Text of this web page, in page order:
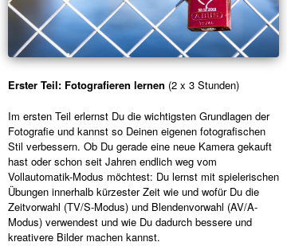
Erster Teil: Fotografieren lernen (2 x 3 Stunden)
Im ersten Teil erlernst Du die wichtigsten Grundlagen der
Fotografie und kannst so Deinen eigenen fotografischen
Stil verbessern. Ob Du gerade eine neue Kamera gekauft
hast oder schon seit Jahren endlich weg vom
Vollautomatik-Modus möchtest: Du lernst mit spielerischen
Übungen innerhalb kürzester Zeit wie und wofür Du die
Zeitvorwahl (TV/S-Modus) und Blendenvorwahl (AV/A-
Modus) verwendest und wie Du dadurch bessere und
kreativere Bilder machen kannst.